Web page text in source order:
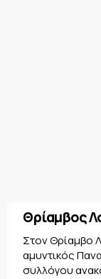
Θρίαμβος
Στον Θρίαμβο
αμυντικός
συλλόγου